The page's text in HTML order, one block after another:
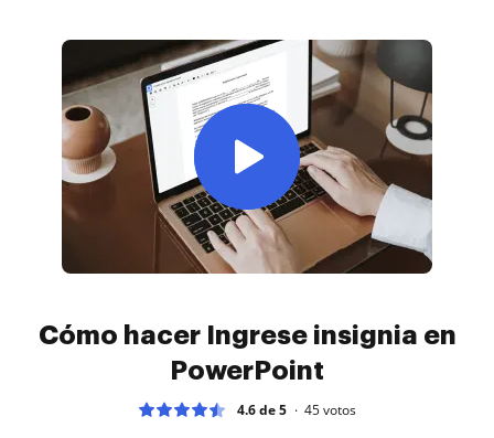
Cómo hacer Ingrese insignia en
PowerPoint
4.6 de 5 45votos